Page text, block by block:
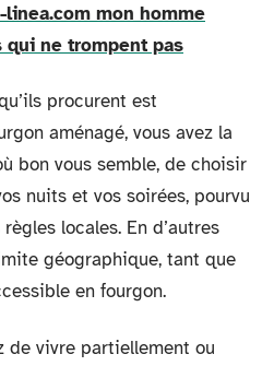
linea.com mon homme
ne trompent pas
procurent est
aménagé, vous avez la
bon vous semble, de choisir
nuits et vos soirées, pourvu
locales. En d’autres
géographique, tant que
en fourgon.
de vivre partiellement ou